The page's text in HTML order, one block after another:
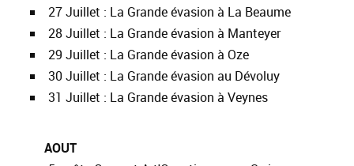
27 Juillet : La Grande évasion à La Beaume
28 Juillet : La Grande évasion à Manteyer
29 Juillet : La Grande évasion à Oze
30 Juillet : La Grande évasion au Dévoluy
31 Juillet : La Grande évasion à Veynes
AOUT